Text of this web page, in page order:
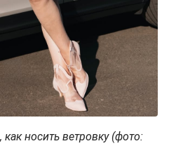
носить ветровку (фото: